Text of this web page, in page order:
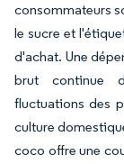
consommateurs
le sucre et
d'achat. Une
brut continue
fluctuations des
culture
coco offre une